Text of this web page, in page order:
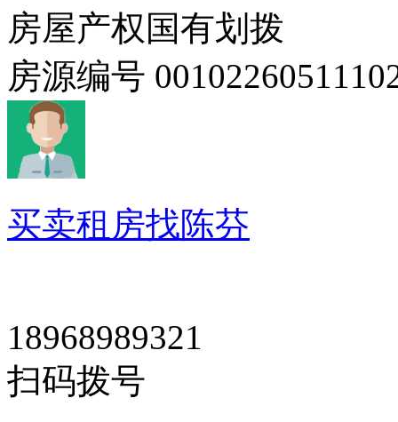
房屋产权 国有划拨
房源编号
买卖租房找陈芬
18968989321
扫码拨号